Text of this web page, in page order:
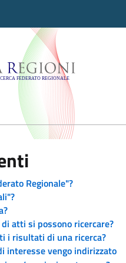
-
Regionale"?
atti si possono ricercare?
i risultati di una ricerca?
interesse vengo indirizzato